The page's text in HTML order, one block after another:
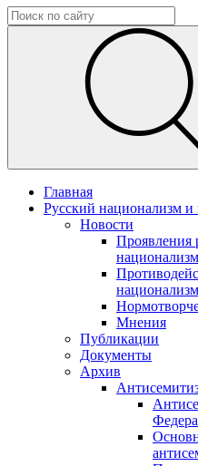
Главная
Русский национализм и
Новости
Проявления
Мнения
Публикации
Документы
Архив